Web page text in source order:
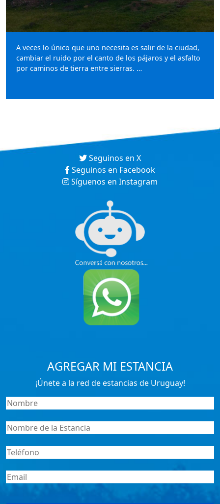
A veces lo único que uno necesita es salir de la ciudad,
cambiar el ruido por el canto de los pájaros y el asfalto
por caminos de tierra entre sierras. …
Seguinos en X
Seguinos en Facebook
Síguenos en Instagram
AGREGAR MI ESTANCIA
¡Únete a la red de estancias de Uruguay!